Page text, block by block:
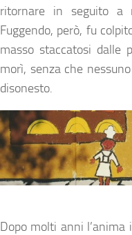
ritornare in seguito a
Fuggendo, però, fu
masso staccatosi dalle
morì, senza che
disonesto.
Dopo molti anni l’anima